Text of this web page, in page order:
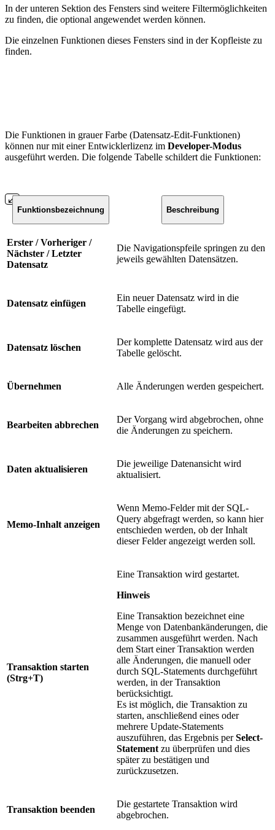
In der unteren Sektion des Fensters sind weitere Filtermöglichkeiten
zu finden, die optional angewendet werden können.
Die einzelnen Funktionen dieses Fensters sind in der Kopfleiste zu
finden.
Die Funktionen in grauer Farbe (Datensatz-Edit-Funktionen)
können nur mit einer Entwicklerlizenz im Developer-Modus
ausgeführt werden. Die folgende Tabelle schildert die Funktionen:
Funktionsbezeichnung Beschreibung
Erster / Vorheriger /
Nächster / Letzter
Datensatz
Die Navigationspfeile springen zu den
jeweils gewählten Datensätzen.
Datensatz einfügen
Ein neuer Datensatz wird in die
Tabelle eingefügt.
Datensatz löschen
Der komplette Datensatz wird aus der
Tabelle gelöscht.
Übernehmen Alle Änderungen werden gespeichert.
Bearbeiten abbrechen
Der Vorgang wird abgebrochen, ohne
die Änderungen zu speichern.
Daten aktualisieren
Die jeweilige Datenansicht wird
aktualisiert.
Memo-Inhalt anzeigen
Wenn Memo-Felder mit der SQL-
Query abgefragt werden, so kann hier
entschieden werden, ob der Inhalt
dieser Felder angezeigt werden soll.
Transaktion starten
(Strg+T)
Eine Transaktion wird gestartet.
Hinweis
Eine Transaktion bezeichnet eine
Menge von Datenbankänderungen, die
zusammen ausgeführt werden. Nach
dem Start einer Transaktion werden
alle Änderungen, die manuell oder
durch SQL-Statements durchgeführt
werden, in der Transaktion
berücksichtigt.
Es ist möglich, die Transaktion zu
starten, anschließend eines oder
mehrere Update-Statements
auszuführen, das Ergebnis perSelect-
Statement zu überprüfen und dies
später zu bestätigen und
zurückzusetzen.
Transaktion beenden
Die gestartete Transaktion wird
abgebrochen.